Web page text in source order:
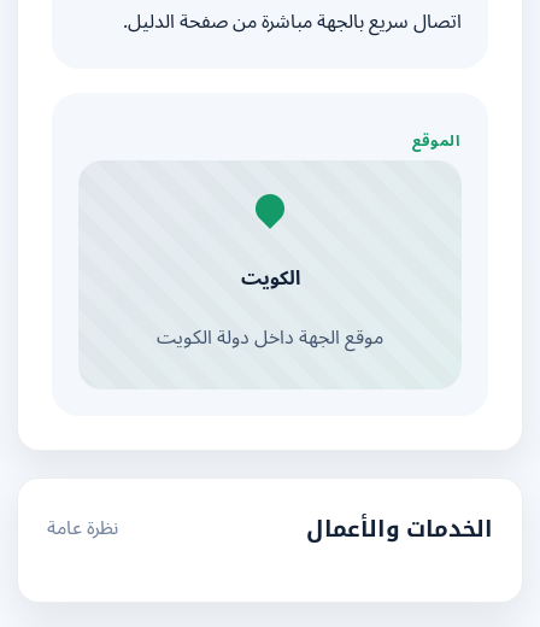
اتصال سريع بالجهة مباشرة من صفحة الدليل.
الموقع
الكويت
موقع الجهة داخل دولة الكويت
الخدمات والأعمال نظرة عامة